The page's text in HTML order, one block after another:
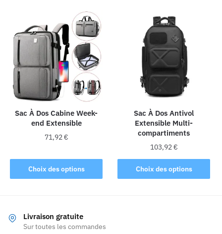
119,92 €
plusieurs
variations.
Les
options
peuvent
être
choisies
sur
la
page
du
variations.
Les
options
peuvent
être
choisies
page
du
produit
Sac À Dos Cabine Week-
end Extensible
71,92€
Choix des options
produit
a
Les
options
Sac À Dos Antivol
Extensible Multi-
compartiments
103,92€
Choix des options
Ce
produit
Livraison gratuite
Sur toutes les commandes